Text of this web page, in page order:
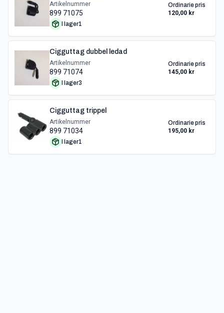
Artikelnummer
899 71075
I lager1
Ordinarie pris
120,00 kr
Cigguttag dubbel ledad
Artikelnummer
899 71074
I lager3
Ordinarie pris
145,00 kr
Cigguttag trippel
Artikelnummer
899 71034
I lager1
Ordinarie pris
195,00 kr